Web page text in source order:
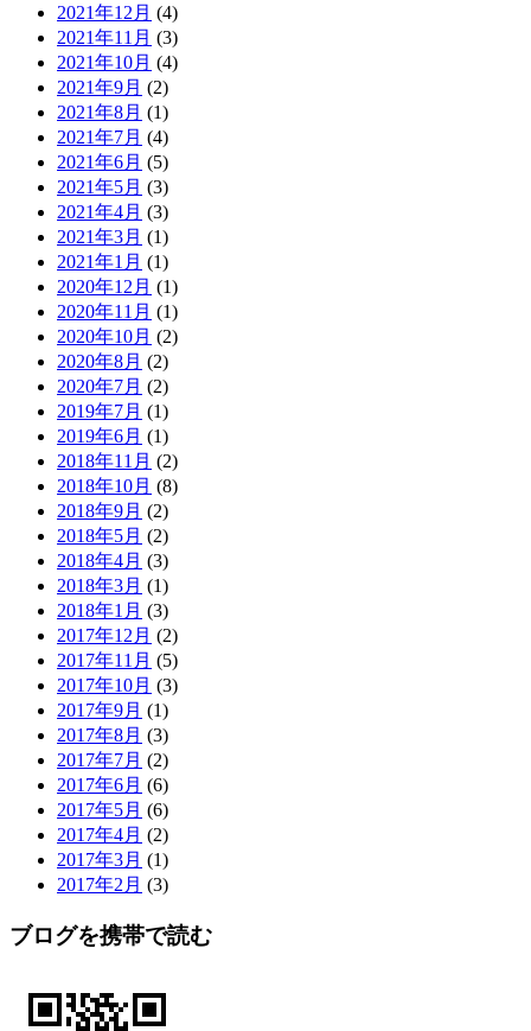
2021年12月 (4)
2021年11月 (3)
2021年10月 (4)
2021年9月 (2)
2021年8月 (1)
2021年7月 (4)
2021年6月 (5)
2021年5月 (3)
2021年4月 (3)
2021年3月 (1)
2021年1月 (1)
2020年12月 (1)
2020年11月 (1)
2020年10月 (2)
2020年8月 (2)
2020年7月 (2)
2019年7月 (1)
2019年6月 (1)
2018年11月 (2)
2018年10月 (8)
2018年9月 (2)
2018年5月 (2)
2018年4月 (3)
2018年3月 (1)
2018年1月 (3)
2017年12月 (2)
2017年11月 (5)
2017年10月 (3)
2017年9月 (1)
2017年8月 (3)
2017年7月 (2)
2017年6月 (6)
2017年5月 (6)
2017年4月 (2)
2017年3月 (1)
2017年2月 (3)
ブログを携帯で読む